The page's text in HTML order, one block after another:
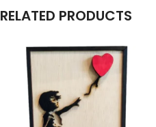
RELATED PRODUCTS